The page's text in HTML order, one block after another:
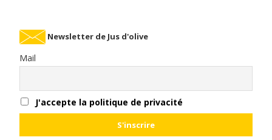
Newsletter de Jus d'olive
Mail
J'accepte la politique de privacité